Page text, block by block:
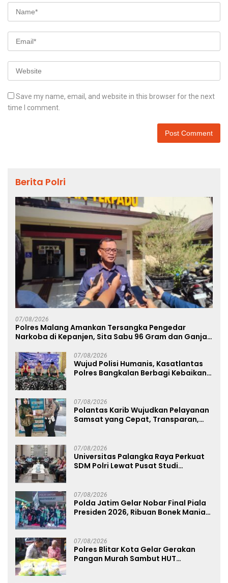
Save my name, email, and website in this browser for the next
time I comment.
Berita Polri
07/08/2026
Polres Malang Amankan Tersangka Pengedar
Narkoba di Kepanjen, Sita Sabu 96 Gram dan Ganja
07/08/2026
Wujud Polisi Humanis, Kasatlantas
Polres Bangkalan Berbagi Kebaikan
07/08/2026
Polantas Karib Wujudkan Pelayanan
Samsat yang Cepat, Transparan,
07/08/2026
Universitas Palangka Raya Perkuat
SDM Polri Lewat Pusat Studi
07/08/2026
Polda Jatim Gelar Nobar Final Piala
Presiden 2026, Ribuan Bonek Mania
07/08/2026
Polres Blitar Kota Gelar Gerakan
Pangan Murah Sambut HUT